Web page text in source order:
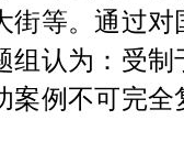
街等。通过对
组认为：受
案例不可完